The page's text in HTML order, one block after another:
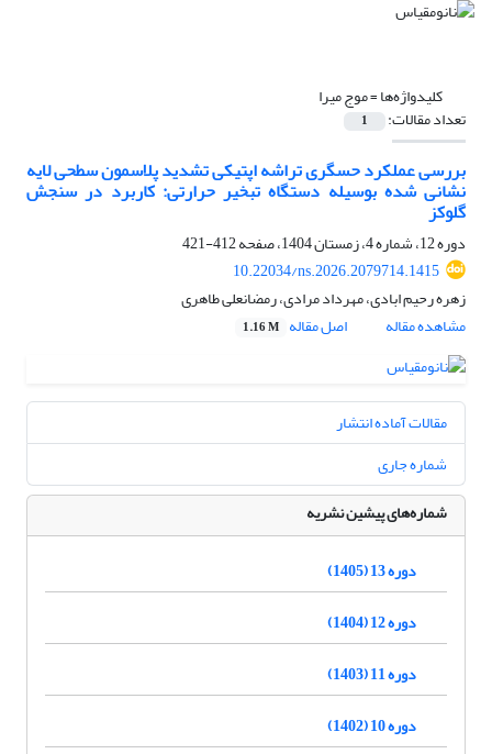
کلیدواژه‌ها =موج میرا
تعداد مقالات: 1
بررسی عملکرد حسگری تراشه اپتیکی تشدید پلاسمون سطحی لایه
‎نشانی شده بوسیله دستگاه تبخیر حرارتی: کاربرد در سنجش
گلوکز
دوره 12، شماره 4، زمستان 1404، صفحه
412-421
10.22034/ns.2026.2079714.1415
زهره رحیم ابادی، مهرداد مرادی، رمضانعلی طاهری
مشاهده مقاله
اصل مقاله 1.16 M
مقالات آماده انتشار
شماره جاری
شماره‌های پیشین نشریه
دوره 13 (1405)
دوره 12 (1404)
دوره 11 (1403)
دوره 10 (1402)